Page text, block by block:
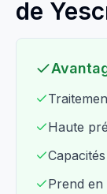
de
Haute
Prend